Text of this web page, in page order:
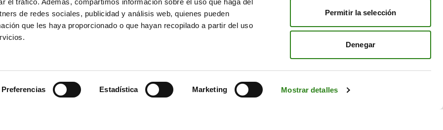
el tráfico. Además, compartimos información sobre el uso que haga del
de redes sociales, publicidad y análisis web, quienes pueden
que les haya proporcionado o que hayan recopilado a partir del uso
Preferencias Estadística Marketing Mostrar detalles
Permitir la selección
Denegar
+376 88 88 88
Gobierno corporativo
Actualidad
Creand Wealth Management EE. UU.